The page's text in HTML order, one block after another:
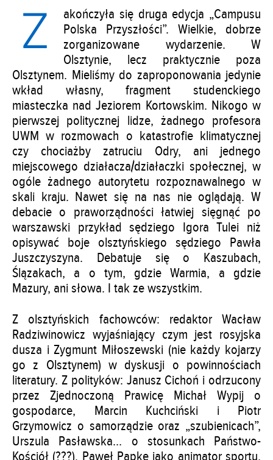
Z
akończyła się druga edycja „Campusu
Polska Przyszłości”. Wielkie, dobrze
zorganizowane wydarzenie. W
Olsztynie, lecz praktycznie poza
Olsztynem. Mieliśmy do zaproponowania jedynie
wkład własny, fragment studenckiego
miasteczka nad Jeziorem Kortowskim. Nikogo w
pierwszej politycznej lidze, żadnego profesora
UWM w rozmowach o katastrofie klimatycznej
czy chociażby zatruciu Odry, ani jednego
miejscowego działacza/działaczki społecznej, w
ogóle żadnego autorytetu rozpoznawalnego w
skali kraju. Nawet się na nas nie oglądają. W
debacie o praworządności łatwiej sięgnąć po
warszawski przykład sędziego Igora Tulei niż
opisywać boje olsztyńskiego sędziego Pawła
Juszczyszyna. Debatuje się o Kaszubach,
Ślązakach, a o tym, gdzie Warmia, a gdzie
Mazury, ani słowa. I tak ze wszystkim.
Z olsztyńskich fachowców: redaktor Wacław
Radziwinowicz wyjaśniający czym jest rosyjska
dusza i Zygmunt Miłoszewski (nie każdy kojarzy
go z Olsztynem) w dyskusji o powinnościach
literatury. Z polityków: Janusz Cichoń i odrzucony
przez Zjednoczoną Prawicę Michał Wypij o
gospodarce, Marcin Kuchciński i Piotr
Grzymowicz o samorządzie oraz „szubienicach”,
Urszula Pasławska… o stosunkach Państwo-
Kościół (???), Paweł Papke jako animator sportu.